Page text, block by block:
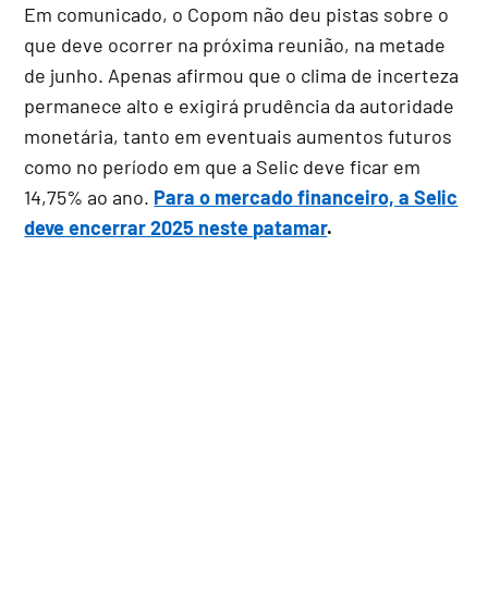
Em comunicado, o Copom não deu pistas sobre o
que deve ocorrer na próxima reunião, na metade
de junho. Apenas afirmou que o clima de incerteza
permanece alto e exigirá prudência da autoridade
monetária, tanto em eventuais aumentos futuros
como no período em que a Selic deve ficar em
14,75% ao ano. Para o mercado financeiro, a Selic
deve encerrar 2025 neste patamar.